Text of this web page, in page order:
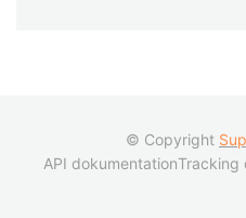
© Copyright
API dokumentationTracking